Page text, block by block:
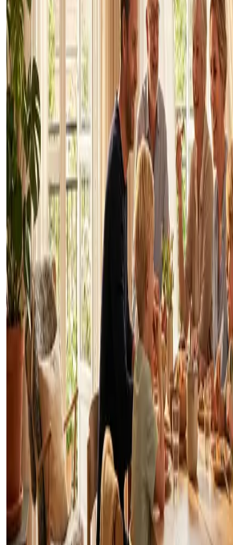
Dimensionering efter BR18 og AT-krav
Landsdækkende service